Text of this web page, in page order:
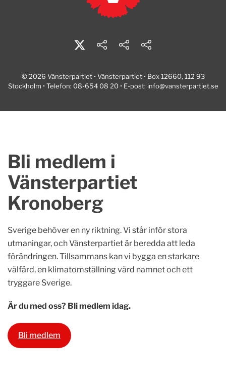
© 2026 Vänsterpartiet • Vänsterpartiet • Box 12660, 112 93
Stockholm • Telefon: 08-654 08 20 • E-post: info@vansterpartiet.se
Bli medlem i
Vänsterpartiet
Kronoberg
Sverige behöver en ny riktning. Vi står inför stora
utmaningar, och Vänsterpartiet är beredda att leda
förändringen. Tillsammans kan vi bygga en starkare
välfärd, en klimatomställning värd namnet och ett
tryggare Sverige.
Är du med oss? Bli medlem idag.
Bli medlem